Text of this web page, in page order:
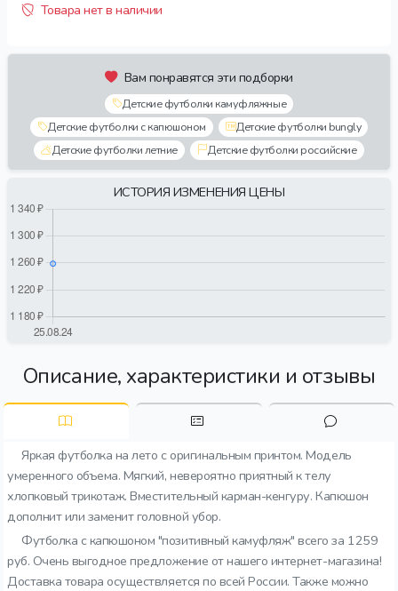
Товара нет в наличии
Вам понравятся эти подборки
Детские футболки камуфляжные
Детские футболки с капюшоном
Детские футболки bungly
Детские футболки летние
Детские футболки российские
ИСТОРИЯ ИЗМЕНЕНИЯ ЦЕНЫ
Описание, характеристики и отзывы
Яркая футболка на лето с оригинальным принтом. Модель
умеренного объема. Мягкий, невероятно приятный к телу
хлопковый трикотаж. Вместительный карман-кенгуру. Капюшон
дополнит или заменит головной убор.
Футболка с капюшоном "позитивный камуфляж" всего за 1259
руб. Очень выгодное предложение от нашего интернет-магазина!
Доставка товара осуществляется по всей России. Также можно